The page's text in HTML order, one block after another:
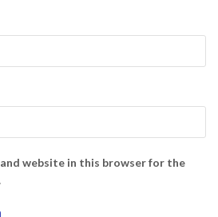
and website in this browser for the